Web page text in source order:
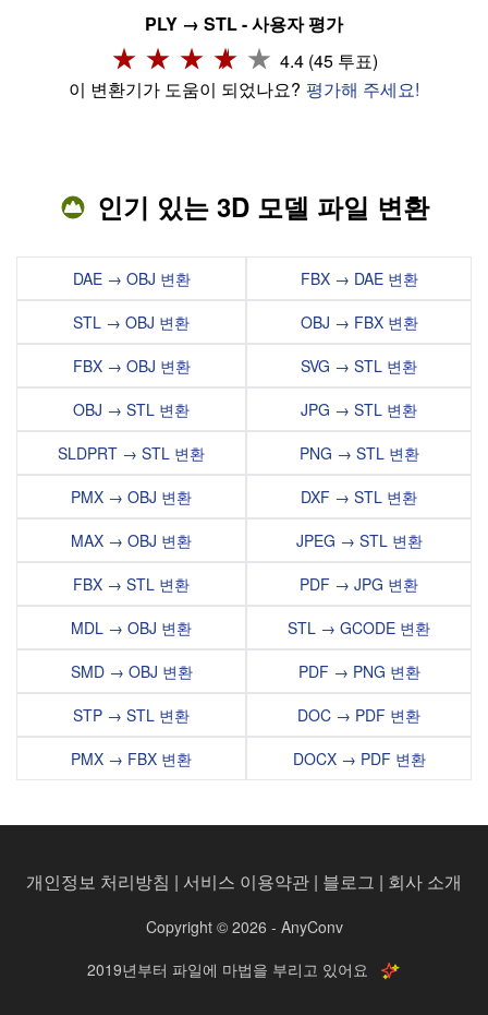
PLY → STL - 사용자 평가
4.4 (45 투표)
이 변환기가 도움이 되었나요? 평가해 주세요!
인기 있는 3D 모델 파일 변환
DAE → OBJ 변환
STL → OBJ 변환
FBX → OBJ 변환
OBJ → STL 변환
SLDPRT → STL 변환
PMX → OBJ 변환
MAX → OBJ 변환
FBX → STL 변환
MDL → OBJ 변환
SMD → OBJ 변환
STP → STL 변환
PMX → FBX 변환
FBX → DAE 변환
OBJ → FBX 변환
SVG → STL 변환
JPG → STL 변환
PNG → STL 변환
DXF → STL 변환
JPEG → STL 변환
PDF → JPG 변환
STL → GCODE 변환
PDF → PNG 변환
DOC → PDF 변환
DOCX → PDF 변환
개인정보 처리방침 | 서비스 이용약관 | 블로그 | 회사 소개
Copyright © 2026 - AnyConv
2019년부터 파일에 마법을 부리고 있어요